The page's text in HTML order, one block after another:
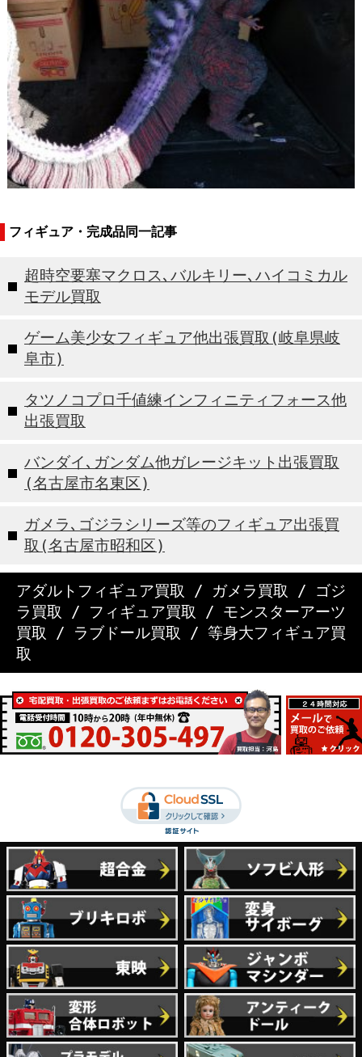
フィギュア・完成品同一記事
超時空要塞マクロス､バルキリー､ハイコミカル
モデル買取
ゲーム美少女フィギュア他出張買取(岐阜県岐
阜市)
タツノコプロ千値練インフィニティフォース他
出張買取
バンダイ､ガンダム他ガレージキット出張買取
(名古屋市名東区)
ガメラ､ゴジラシリーズ等のフィギュア出張買
取(名古屋市昭和区)
アダルトフィギュア買取 / ガメラ買取 / ゴジ
ラ買取 / フィギュア買取 / モンスターアーツ
買取 / ラブドール買取 / 等身大フィギュア買
取